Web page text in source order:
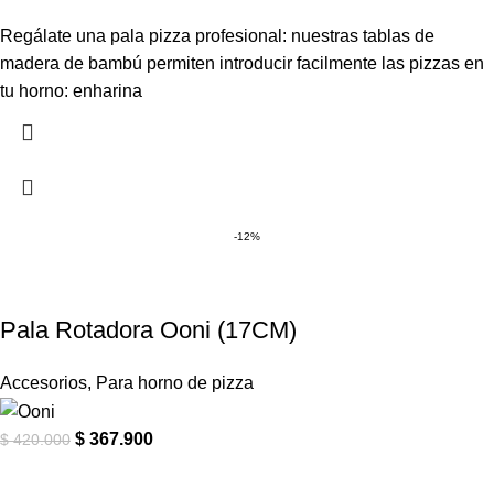
Regálate una pala pizza profesional: nuestras tablas de
madera de bambú permiten introducir facilmente las pizzas en
tu horno: enharina
-12%
Pala Rotadora Ooni (17CM)
Accesorios, Para horno de pizza
$420.000 $ 367.900